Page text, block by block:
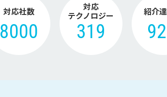
対応社数
8000
対応
テクノロジー
319
紹介